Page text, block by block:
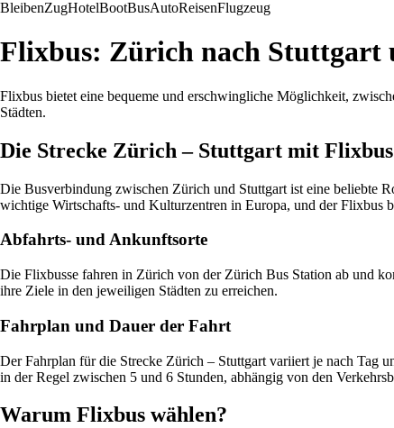
BleibenZugHotelBootBusAutoReisenFlugzeug
Flixbus: Zürich nach Stuttgart
Flixbus bietet eine bequeme und erschwingliche Möglichkeit,
Städten.
Die Strecke Zürich – Stuttgart mit Flixbus
Die Busverbindung zwischen Zürich und Stuttgart ist eine beliebte
wichtige Wirtschafts- und Kulturzentren in Europa, und der Flixbus
Abfahrts- und Ankunftsorte
Die Flixbusse fahren in Zürich von der Zürich Bus Station ab und
ihre Ziele in den jeweiligen Städten zu erreichen.
Fahrplan und Dauer der Fahrt
Der Fahrplan für die Strecke Zürich – Stuttgart variiert je nach Tag
in der Regel zwischen 5 und 6 Stunden, abhängig von den
Warum Flixbus wählen?